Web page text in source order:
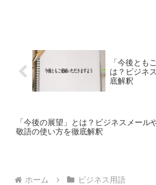
「今後とも
は？ビジネ
底解釈
「今後の展望」とは？ビジネスメール
敬語の使い方を徹底解釈
ホーム ビジネス用語